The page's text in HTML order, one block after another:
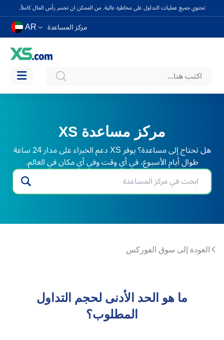
تحتوي جميع عمليات التداول على مخاطرة عالية. من الممكن ان تخسر رأس المال كاملاً.
مركز المساعدة AR
مركز مساعدة XS
هل تحتاج إلى مساعدة؟ يوفر XS دعم الخبراء على مدار 24 ساعة
طوال أيام الأسبوع، في أي وقت وفي أي مكان في العالم.
العودة إلى سوق الفوركس
ما هو الحد الأدنى لحجم التداول
المطلوب؟